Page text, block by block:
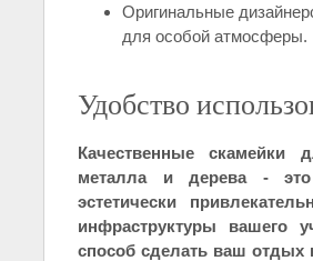
Оригинальные
для особой атмосферы.
Удобство
Качественные скамейки
металла и дерева -
эстетически
инфраструктуры вашего
способ сделать ваш